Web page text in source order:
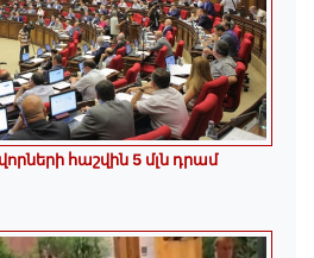
հաշվին 5 մլն դրամ